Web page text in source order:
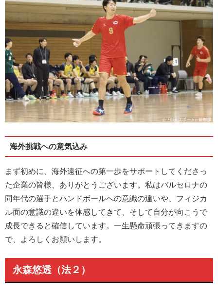
海外挑戦への意気込み
まず初めに、海外遠征への第一歩をサポートしてくださっ
た企業の皆様、ありがとうございます。私はバルセロナの
同年代の選手とハンドボールへの意識の違いや、フィジカ
ル面の意識の違いを体感してきて、そして自分が向こうで
成長できると確信しています。一生懸命頑張ってきますの
で、よろしくお願いします。
永森悠透（法２）